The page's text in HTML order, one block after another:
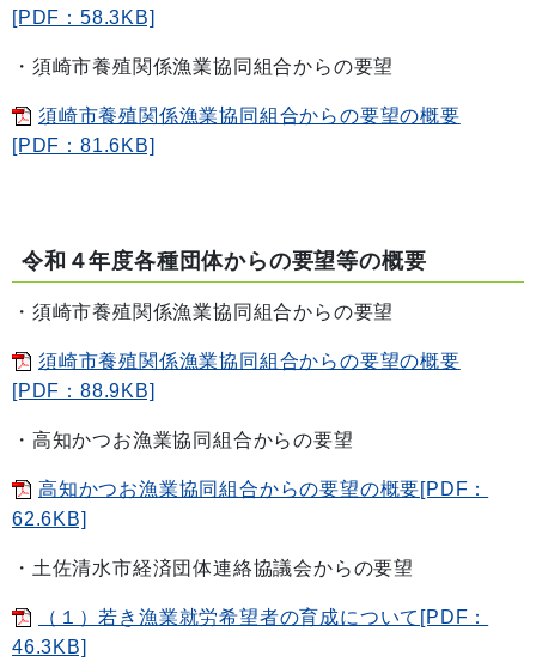
[PDF：58.3KB]
・須崎市養殖関係漁業協同組合からの要望
須崎市養殖関係漁業協同組合からの要望の概要
[PDF：81.6KB]
令和４年度各種団体からの要望等の概要
・須崎市養殖関係漁業協同組合からの要望
須崎市養殖関係漁業協同組合からの要望の概要
[PDF：88.9KB]
・高知かつお漁業協同組合からの要望
高知かつお漁業協同組合からの要望の概要[PDF：
62.6KB]
・土佐清水市経済団体連絡協議会からの要望
（１）若き漁業就労希望者の育成について[PDF：
46.3KB]